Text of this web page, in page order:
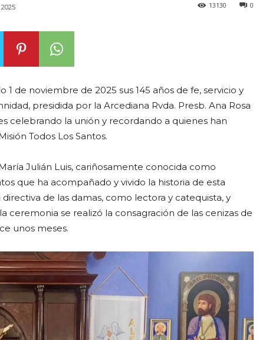
0
13130
de noviembre de 2025 sus 145 años de fe, servicio y
presidida por la Arcediana Rvda. Presb. Ana Rosa
celebrando la unión y recordando a quienes han
Todos Los Santos.
Julián Luis, cariñosamente conocida como
que ha acompañado y vivido la historia de esta
de las damas, como lectora y catequista, y
se realizó la consagración de las cenizas de
unos meses.